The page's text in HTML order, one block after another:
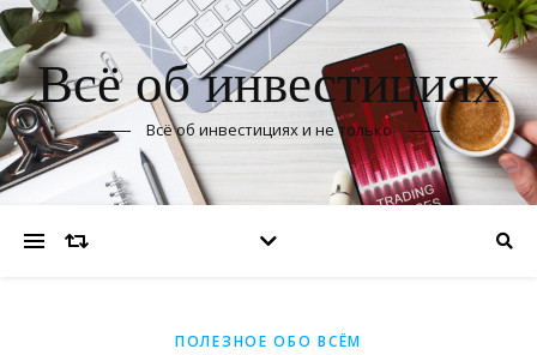
Всё об инвестициях
Всё об инвестициях и не только
ПОЛЕЗНОЕ ОБО ВСЁМ